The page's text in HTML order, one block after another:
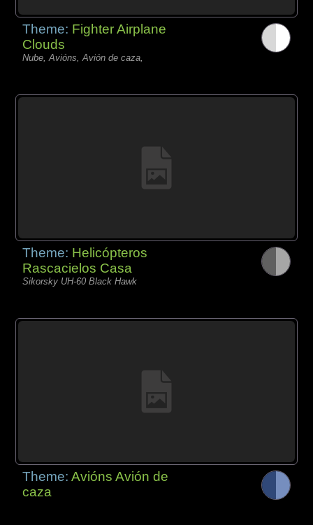
Theme: Fighter Airplane
Clouds
Nube, Avións, Avión de caza,
Theme: Helicópteros
Rascacielos Casa
Sikorsky UH-60 Black Hawk
Theme:Avións Avión de
caza